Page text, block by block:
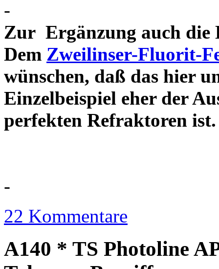
-
Zur Ergänzung auch die
Dem Zweilinser-Fluorit-
wünschen, daß das hier
Einzelbeispiel eher der
perfekten
-
22 Kommentare
A140 * TS Photoline